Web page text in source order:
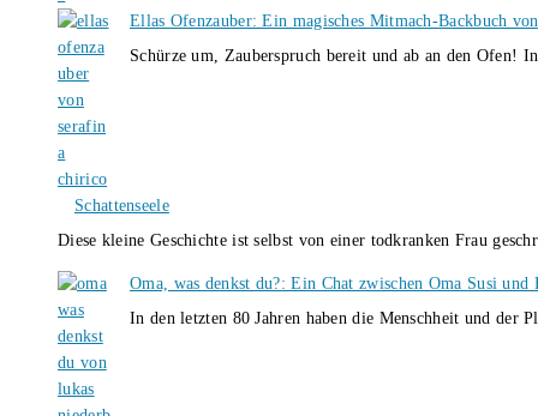
Ellas Ofenzauber: Ein magisches Mitmach-Backbuch
Schürze um, Zauberspruch bereit und ab an den Ofen!
Schattenseele
Diese kleine Geschichte ist selbst von einer todkranken Frau
Oma, was denkst du?: Ein Chat zwischen Oma Susi
In den letzten 80 Jahren haben die Menschheit und